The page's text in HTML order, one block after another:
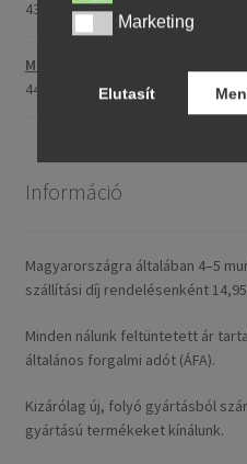
43809,26 Ft
Maxxis M-6011 170/80 - 15 77H
44753,31 Ft
Információ
Magyarországra általában 4–5
szállítási díj rendelésenként 14,95
Minden nálunk feltüntetett ár
általános forgalmi adót (ÁFA).
Kizárólag új, folyó gyártásból
gyártású termékeket kínálunk.
MarketingMarketing
Elutasít